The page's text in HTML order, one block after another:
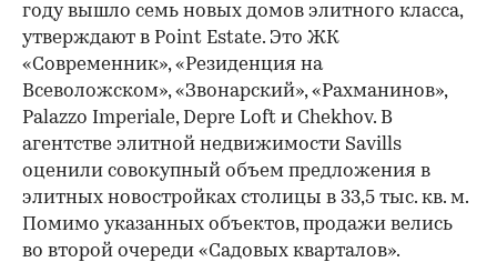
году вышло семь новых домов элитного класса,
утверждают в Point Estate. Это ЖК
«Современник», «Резиденция на
Всеволожском», «Звонарский», «Рахманинов»,
Palazzo Imperiale, Depre Loft и Chekhov. В
агентстве элитной недвижимости Savills
оценили совокупный объем предложения в
элитных новостройках столицы в 33,5 тыс. кв. м.
Помимо указанных объектов, продажи велись
во второй очереди «Садовых кварталов».